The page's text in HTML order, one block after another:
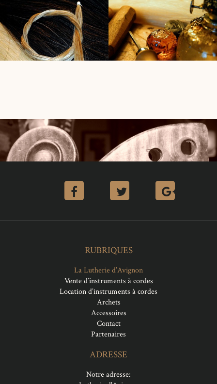
RUBRIQUES
La Lutherie d’Avignon
Vente d’instruments à cordes
Location d’instruments à cordes
Archets
Accessoires
Contact
Partenaires
ADRESSE
Notre adresse: